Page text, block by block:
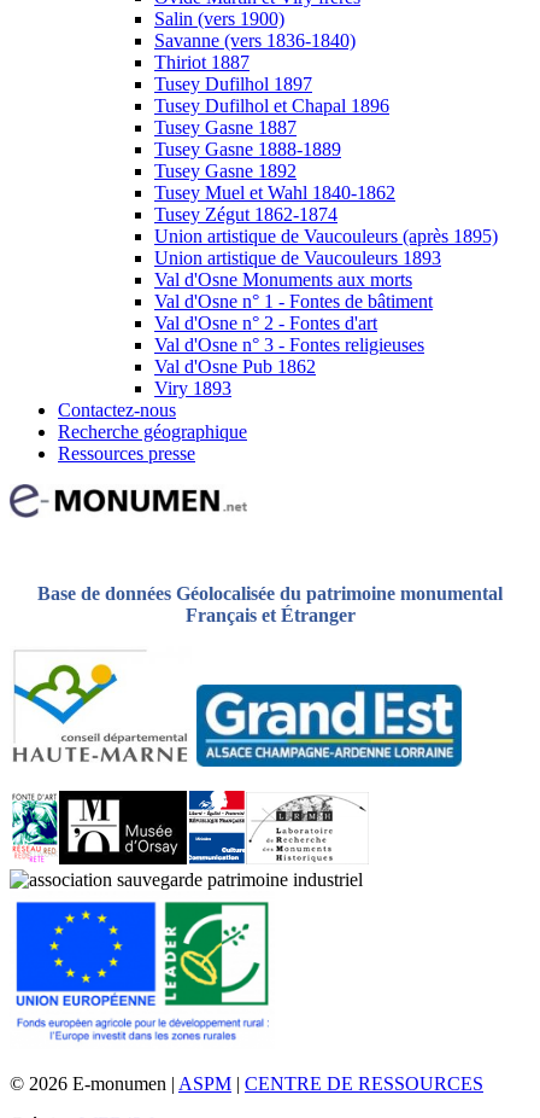
Salin (vers 1900)
Savanne (vers 1836-1840)
Thiriot 1887
Tusey Dufilhol 1897
Tusey Dufilhol et Chapal 1896
Tusey Gasne 1887
Tusey Gasne 1888-1889
Tusey Gasne 1892
Tusey Muel et Wahl 1840-1862
Tusey Zégut 1862-1874
Union artistique de Vaucouleurs (après 1895)
Union artistique de Vaucouleurs 1893
Val d'Osne Monuments aux morts
Val d'Osne n° 1 - Fontes de bâtiment
Val d'Osne n° 2 - Fontes d'art
Val d'Osne n° 3 - Fontes religieuses
Val d'Osne Pub 1862
Viry 1893
Contactez-nous
Recherche géographique
Ressources presse
Base de données Géolocalisée du patrimoine monumental
Français et Étranger
© 2026 E-monumen | ASPM | CENTRE DE RESSOURCES